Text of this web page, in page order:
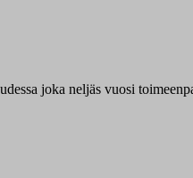
joka neljäs vuosi